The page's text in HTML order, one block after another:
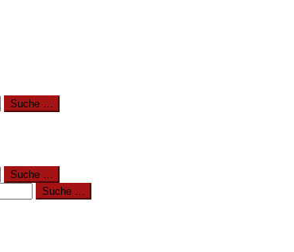
Suche …
Suche …
Suche …